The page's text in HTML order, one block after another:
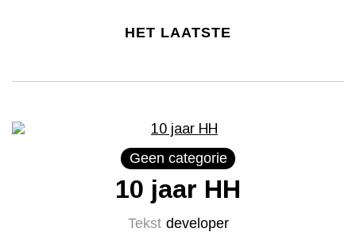
HET LAATSTE
Geen categorie
10 jaar HH
Tekst developer